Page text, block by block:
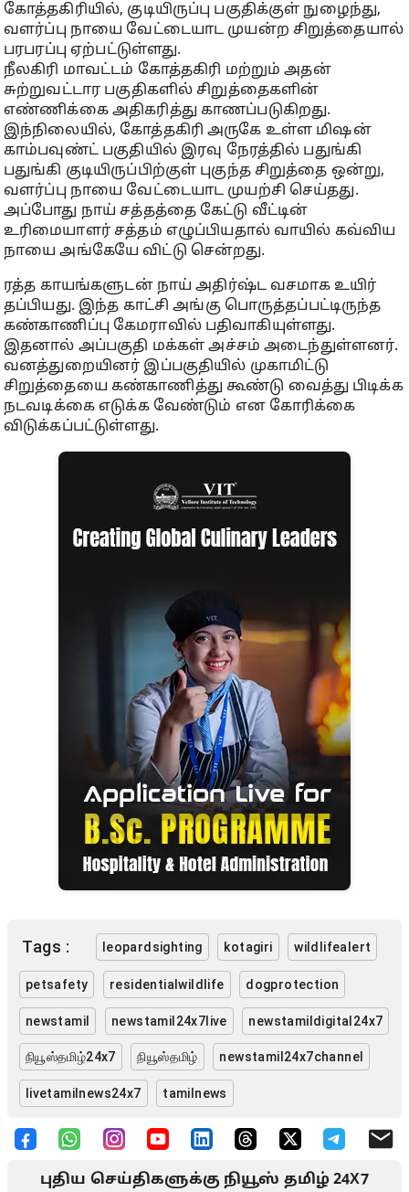
கோத்தகிரியில், குடியிருப்பு பகுதிக்குள் நுழைந்து,
வளர்ப்பு நாயை வேட்டையாட முயன்ற சிறுத்தையால்
பரபரப்பு ஏற்பட்டுள்ளது.
நீலகிரி மாவட்டம் கோத்தகிரி மற்றும் அதன்
சுற்றுவட்டார பகுதிகளில் சிறுத்தைகளின்
எண்ணிக்கை அதிகரித்து காணப்படுகிறது.
இந்நிலையில், கோத்தகிரி அருகே உள்ள மிஷன்
காம்பவுண்ட் பகுதியில் இரவு நேரத்தில் பதுங்கி
பதுங்கி குடியிருப்பிற்குள் புகுந்த சிறுத்தை ஒன்று,
வளர்ப்பு நாயை வேட்டையாட முயற்சி செய்தது.
அப்போது நாய் சத்தத்தை கேட்டு வீட்டின்
உரிமையாளர் சத்தம் எழுப்பியதால் வாயில் கவ்விய
நாயை அங்கேயே விட்டு சென்றது.
ரத்த காயங்களுடன் நாய் அதிர்ஷ்ட வசமாக உயிர்
தப்பியது. இந்த காட்சி அங்கு பொருத்தப்பட்டிருந்த
கண்காணிப்பு கேமராவில் பதிவாகியுள்ளது.
இதனால் அப்பகுதி மக்கள் அச்சம் அடைந்துள்ளனர்.
வனத்துறையினர் இப்பகுதியில் முகாமிட்டு
சிறுத்தையை கண்காணித்து கூண்டு வைத்து பிடிக்க
நடவடிக்கை எடுக்க வேண்டும் என கோரிக்கை
விடுக்கப்பட்டுள்ளது.
Tags : leopardsighting kotagiri wildlifealert
petsafety residentialwildlife dogprotection
newstamil newstamil24x7live newstamildigital24x7
நியூஸ்தமிழ்24x7 நியூஸ்தமிழ் newstamil24x7channel
livetamilnews24x7 tamilnews
புதிய செய்திகளுக்கு நியூஸ் தமிழ் 24X7